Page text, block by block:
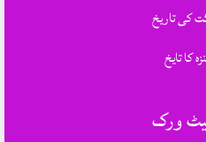
کی تاریخ
کا تایخ
ورک